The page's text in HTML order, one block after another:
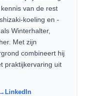
van de rest
koeling en -
Winterhalter,
Met zijn
combineert hij
praktijkervaring uit
LinkedIn